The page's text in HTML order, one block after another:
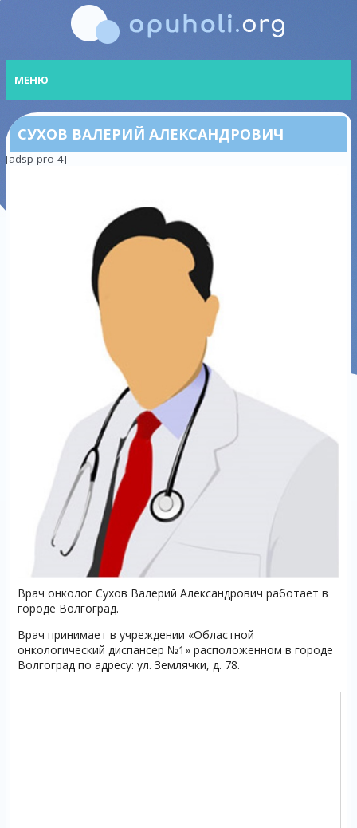
МЕНЮ
СУХОВ ВАЛЕРИЙ АЛЕКСАНДРОВИЧ
[adsp-pro-4]
Врач онколог Сухов Валерий Александрович работает в
городе Волгоград.
Врач принимает в учреждении «Областной
онкологический диспансер №1» расположенном в городе
Волгоград по адресу: ул. Землячки, д. 78.